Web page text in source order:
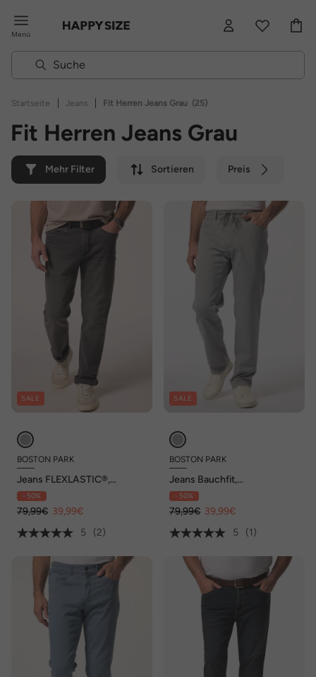
Menü
Startseite | Jeans | Fit Herren Jeans Grau (25)
Fit Herren Jeans Grau
Mehr Filter Sortieren Preis
SALE
BOSTON PARK
Jeans FLEXLASTIC®,
Bauchfit, Regular Fit, 5-
Pocket, bis 72/36
- 50%
79,99€ 39,99€
5
(2)
SALE
BOSTON PARK
Jeans Bauchfit,
FLEXLASTIC®, Regular Fit, 5-
Pocket, bis 8 XL
- 50%
79,99€ 39,99€
5
(1)